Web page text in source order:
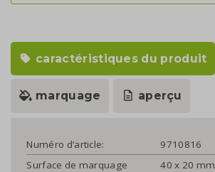
caractéristiques du produit
marquage aperçu
Numéro d’article:
9710816
Surface de marquage
40 x 20 mm